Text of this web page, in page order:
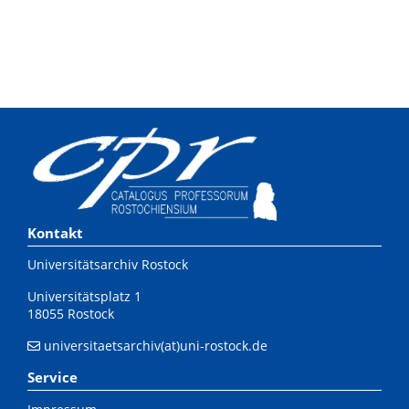
Kontakt
Universitätsarchiv Rostock
Universitätsplatz 1
18055 Rostock
universitaetsarchiv(at)uni-rostock.de
Service